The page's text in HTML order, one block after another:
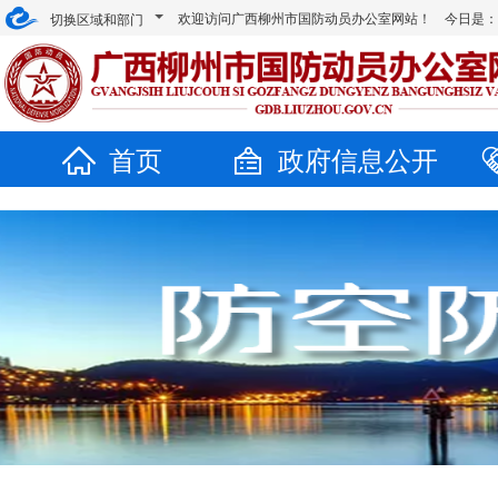
切换区域和部门 欢迎访问广西柳州市国防动员办公室网站！ 今日是
首页 政府信息公开